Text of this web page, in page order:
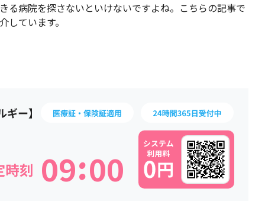
る病院を探さないといけないですよね。こちらの記事で
しています。
09 00
: